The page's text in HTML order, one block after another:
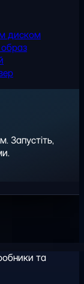
диском
Запустіть,
та